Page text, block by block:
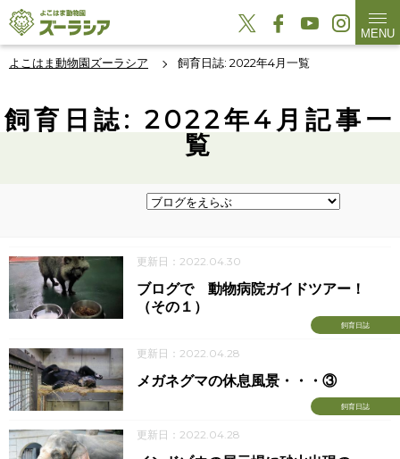
MENU
よこはま動物園ズーラシア 飼育日誌: 2022年4月一覧
飼育日誌: 2022年4月記事一
覧
更新日：2022.04.30
飼育日誌
ブログで 動物病院ガイドツアー！
（その１）
更新日：2022.04.28
飼育日誌
メガネグマの休息風景・・・③
更新日：2022.04.28